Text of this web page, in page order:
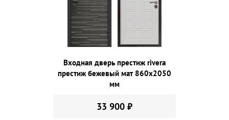
Входная дверь престиж rivera
престиж бежевый мат 860х2050
мм
33 900 ₽